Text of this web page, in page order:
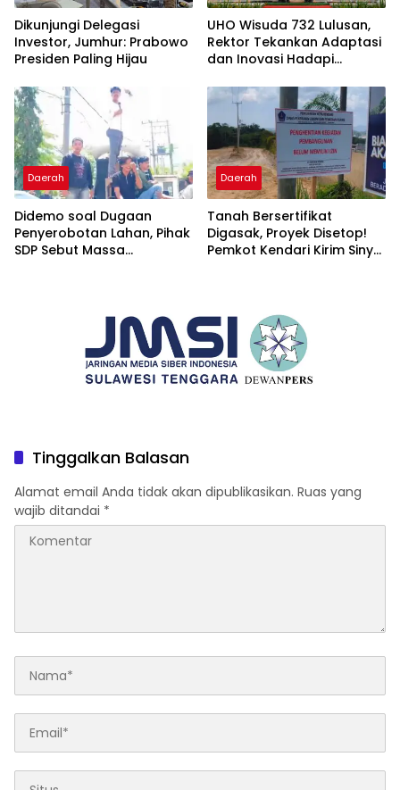
Dikunjungi Delegasi
Investor, Jumhur: Prabowo
Presiden Paling Hijau
UHO Wisuda 732 Lulusan,
Rektor Tekankan Adaptasi
dan Inovasi Hadapi
Daerah
Didemo soal Dugaan
Penyerobotan Lahan, Pihak
SDP Sebut Massa
Daerah
Tanah Bersertifikat
Digasak, Proyek Disetop!
Pemkot Kendari Kirim Sinyal
Tinggalkan Balasan
Alamat email Anda tidak akan dipublikasikan. Ruas yang
wajib ditandai *